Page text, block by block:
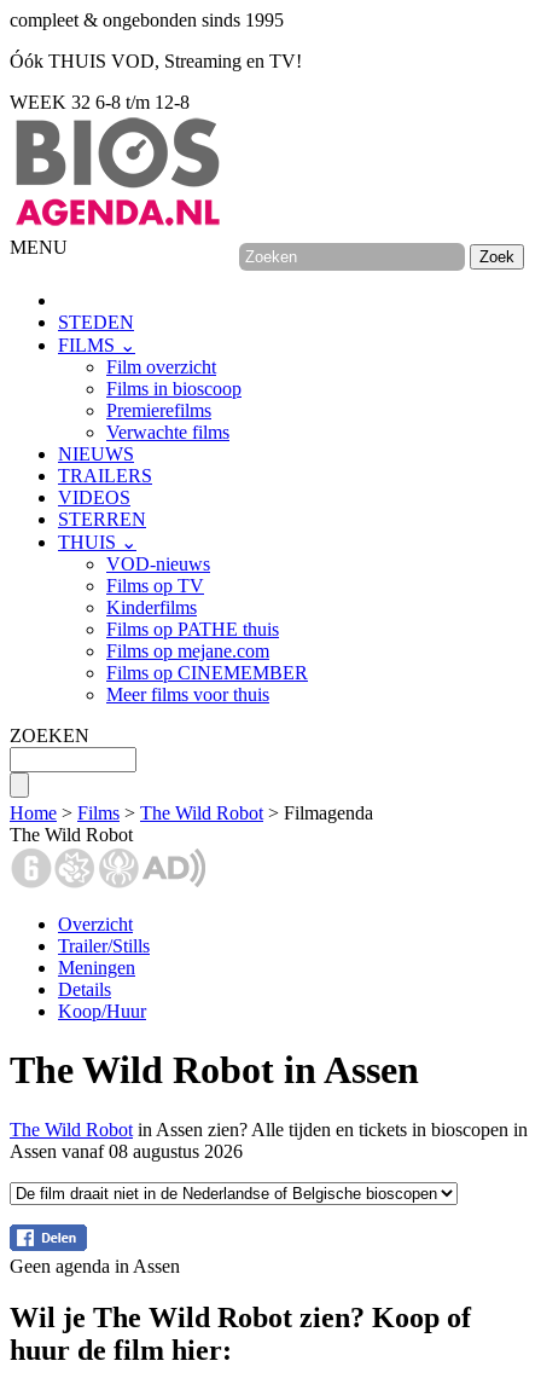
compleet & ongebonden sinds 1995
Óók THUIS VOD, Streaming en TV!
WEEK 32 6-8 t/m 12-8
MENU
STEDEN
FILMS ⌄
Film overzicht
Films in bioscoop
Premierefilms
Verwachte films
NIEUWS
TRAILERS
VIDEOS
STERREN
THUIS ⌄
VOD-nieuws
Films op TV
Kinderfilms
Films op PATHE thuis
Films op mejane.com
Films op CINEMEMBER
Meer films voor thuis
ZOEKEN
Home > Films > The Wild Robot > Filmagenda
The Wild Robot
Overzicht
Trailer/Stills
Meningen
Details
Koop/Huur
The Wild Robot in Assen
The Wild Robot in Assen zien? Alle tijden en tickets in bioscopen in
Assen vanaf 08 augustus 2026
Geen agenda in Assen
Wil je The Wild Robot zien? Koop of
huur de film hier: